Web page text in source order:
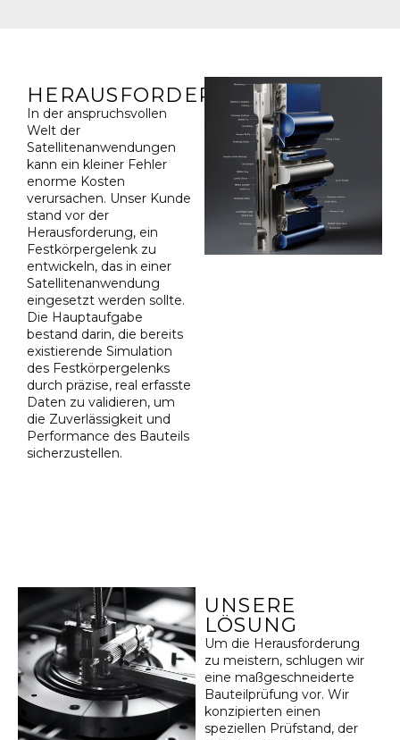
HERAUSFORDERUNG
In der anspruchsvollen
Welt der
Satellitenanwendungen
kann ein kleiner Fehler
enorme Kosten
verursachen. Unser Kunde
stand vor der
Herausforderung, ein
Festkörpergelenk zu
entwickeln, das in einer
Satellitenanwendung
eingesetzt werden sollte.
Die Hauptaufgabe
bestand darin, die bereits
existierende Simulation
des Festkörpergelenks
durch präzise, real erfasste
Daten zu validieren, um
die Zuverlässigkeit und
Performance des Bauteils
sicherzustellen.
UNSERE
LÖSUNG
Um die Herausforderung
zu meistern, schlugen wir
eine maßgeschneiderte
Bauteilprüfung vor. Wir
konzipierten einen
speziellen Prüfstand, der